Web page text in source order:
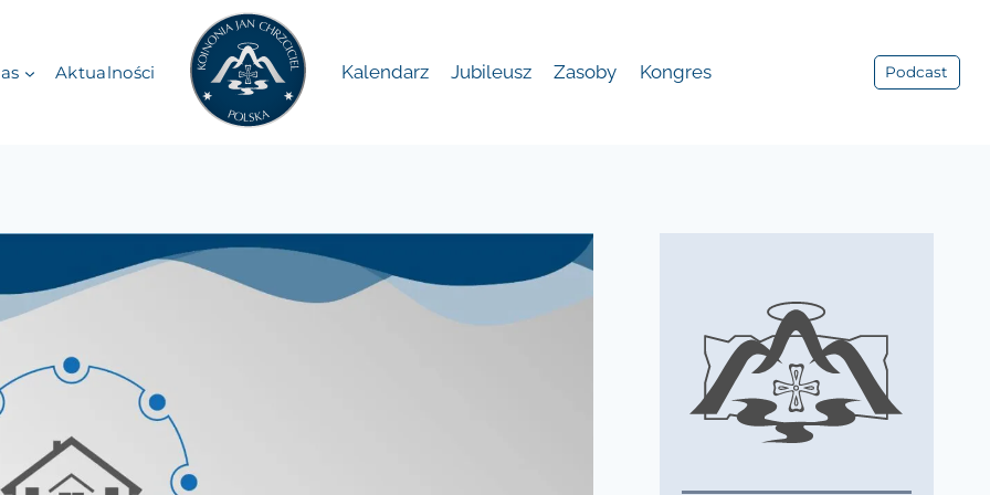
Aktualności Kalendarz Jubileusz Zasoby Kongres Podcast